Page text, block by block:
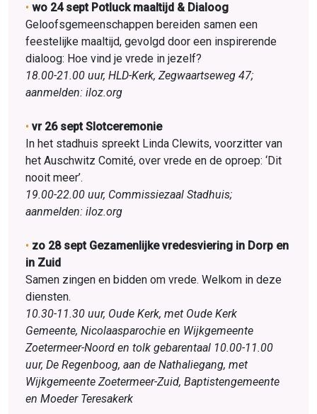
• wo 24 sept Potluck maaltijd & Dialoog
Geloofsgemeenschappen bereiden samen een
feestelijke maaltijd, gevolgd door een inspirerende
dialoog: Hoe vind je vrede in jezelf?
18.00-21.00 uur, HLD-Kerk, Zegwaartseweg 47;
aanmelden: iloz.org
• vr 26 sept Slotceremonie
In het stadhuis spreekt Linda Clewits, voorzitter van
het Auschwitz Comité, over vrede en de oproep: ‘Dit
nooit meer’.
19.00-22.00 uur, Commissiezaal Stadhuis;
aanmelden: iloz.org
• zo 28 sept Gezamenlijke vredesviering in Dorp en
in Zuid
Samen zingen en bidden om vrede. Welkom in deze
diensten.
10.30-11.30 uur, Oude Kerk, met Oude Kerk
Gemeente, Nicolaas­parochie en Wijkgemeente
Zoetermeer-Noord en tolk gebarentaal 10.00-11.00
uur, De Regenboog, aan de Nathaliegang, met
Wijkgemeente Zoetermeer-Zuid, Baptistengemeente
en Moeder Teresakerk